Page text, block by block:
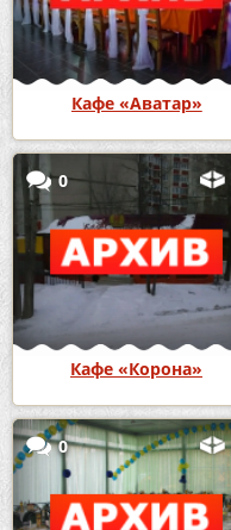
Кафе «Аватар»
0
Кафе «Корона»
0